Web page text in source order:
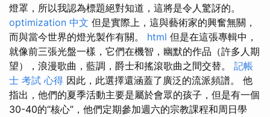
燈罩，所以我認為標題絕對知道，這將是令人驚訝的。
optimization 中文 但是實際上，這與藝術家的興奮無關，
而與當今世界的燈光製作有關。 html 但是在這張專輯中，
就像前三張光盤一樣，它們在機智，幽默的作品（許多人期
望），浪漫歌曲，藍調，爵士和搖滾歌曲之間交替。 記帳
士 考試 心得 因此，此選擇還涵蓋了廣泛的流派頻譜。 他
指出，他們的夏季活動主要是屬於會眾的孩子，但是有一個
30-40的“核心”，他們定期參加週六的宗教課程和周日學